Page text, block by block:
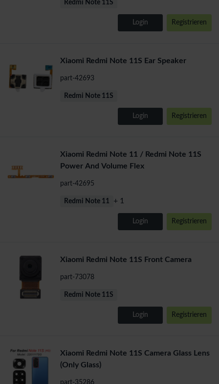
Redmi Note 11S
Login Registrieren
Xiaomi Redmi Note 11S Ear Speaker
part-42693
Redmi Note 11S
Login Registrieren
Xiaomi Redmi Note 11 / Redmi Note 11S
Power And Volume Flex
part-42695
Redmi Note 11 + 1
Login Registrieren
Xiaomi Redmi Note 11S Front Camera
part-73078
Redmi Note 11S
Login Registrieren
Xiaomi Redmi Note 11S Camera Glass Lens
(Only Glass)
part-35286